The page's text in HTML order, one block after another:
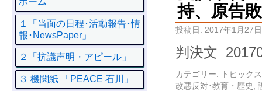
持、原告
投稿日: 2017年1月27日
判決文
カテゴリー:
トピックス
改悪反対･教育・歴史
１「当面の日程･活動報告･情
報･NewsPaper」
２「抗議声明・アピール」
３ 機関紙 「PEACE 石川」